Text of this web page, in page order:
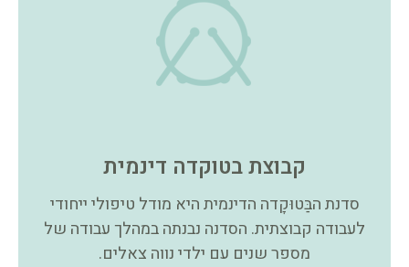
קבוצת בטוקדה דינמית
סדנת הבַּטוּקָדה הדינמית היא מודל טיפולי ייחודי
לעבודה קבוצתית. הסדנה נבנתה במהלך עבודה של
מספר שנים עם ילדי נווה צאלים.